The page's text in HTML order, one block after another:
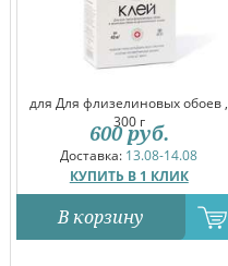
для Для флизелиновых обоев ,
300 г
Доставка: 13.08-14.08
КУПИТЬ В 1 КЛИК
600 руб.
В корзину